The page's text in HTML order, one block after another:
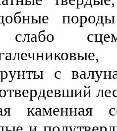
ные
алечниковые,
с
каменная